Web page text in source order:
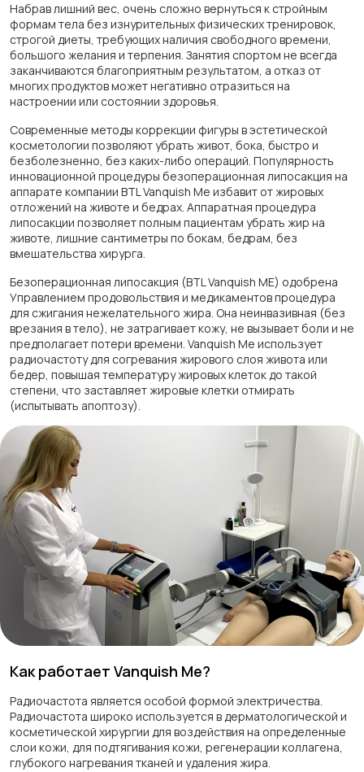
Набрав лишний вес, очень сложно вернуться к стройным
формам тела без изнурительных физических тренировок,
строгой диеты, требующих наличия свободного времени,
большого желания и терпения. Занятия спортом не всегда
заканчиваются благоприятным результатом, а отказ от
многих продуктов может негативно отразиться на
настроении или состоянии здоровья.
Современные методы коррекции фигуры в эстетической
косметологии позволяют убрать живот, бока, быстро и
безболезненно, без каких-либо операций. Популярность
инновационной процедуры безоперационная липосакция на
аппарате компании BTL Vanquish Me избавит от жировых
отложений на животе и бедрах. Аппаратная процедура
липосакции позволяет полным пациентам убрать жир на
животе, лишние сантиметры по бокам, бедрам, без
вмешательства хирурга.
Безоперационная липосакция (BTL Vanquish ME) одобрена
Управлением продовольствия и медикаментов процедура
для сжигания нежелательного жира. Она неинвазивная (без
врезания в тело), не затрагивает кожу, не вызывает боли и не
предполагает потери времени. Vanquish Me использует
радиочастоту для согревания жирового слоя живота или
бедер, повышая температуру жировых клеток до такой
степени, что заставляет жировые клетки отмирать
(испытывать апоптозу).
Как работает Vanquish Me?
Радиочастота является особой формой электричества.
Радиочастота широко используется в дерматологической и
косметической хирургии для воздействия на определенные
слои кожи, для подтягивания кожи, регенерации коллагена,
глубокого нагревания тканей и удаления жира.